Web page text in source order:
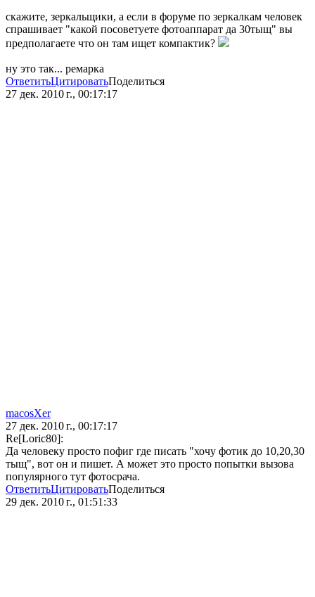
скажите, зеркальщики, а если в форуме по зеркалкам человек
спрашивает "какой посоветуете фотоаппарат да 30тыщ" вы
предполагаете что он там ищет компактик?
ну это так... ремарка
ОтветитьЦитироватьПоделиться
27 дек. 2010 г., 00:17:17
macosXer
27 дек. 2010 г., 00:17:17
Re[Loric80]:
Да человеку просто пофиг где писать "хочу фотик до 10,20,30
тыщ", вот он и пишет. А может это просто попытки вызова
популярного тут фотосрача.
ОтветитьЦитироватьПоделиться
29 дек. 2010 г., 01:51:33